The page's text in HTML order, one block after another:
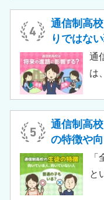
格
す
め
取
習
る
で
校
ま
通信制高
りではな
通
は
が
か
は
通信制高
の特徴や
と